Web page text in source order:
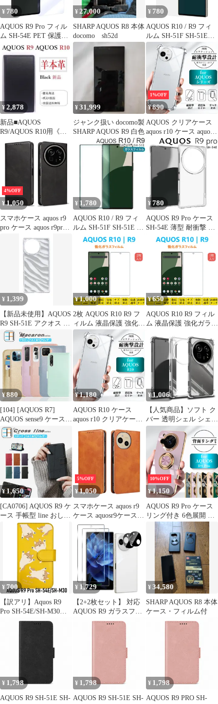
軟なTPU素材 シンプル
¥ 780
AQUOS R9 Pro フィル
ム SH-54E PET 保護フ
ィルム 【Color】ブルー
ライトカット
¥ 27,000
SHARP AQUOS R8 本体
docomo sh52d
¥ 780
AQUOS R10 / R9 フィ
ルム SH-51F SH-51E
PET 保護フィルム
【Color】光沢なし
¥2,878
新品■AQUOS
R9/AQUOS R10用《高
級羊本革》ケース「ブ
¥31,999
ジャンク扱い docomo製
SHARP AQUOS R9 白色
1%OFF
¥890
AQUOS クリアケース
aquos r10 ケース aquos
r9 pro r8 pro r7 r6 ケー
ス aquos r9 ケース aquos
r8 ケース aquos zero6 カ
バー スマホケース 柔軟
なTPU素材
4%OFF
¥1,050
スマホケース aquos r9
pro ケース aquos r9pro
ケース aquosr9pro ケー
ス スマホケース aquos
r9 pro カード 収納
aquosr9pro手帳型 スマ
ホカバー aquos r9 pro
スマホケース ブラック
¥ 1,780
AQUOS R10 / R9 フィ
ルム SH-51F SH-51E 強
化 ガラス 全面保護フィ
¥780
AQUOS R9 Pro ケース
SH-54E 薄型 耐衝撃 コ
ーナーガード ソフト ケ
¥ 1,399
【新品未使用】AQUOS
R9 SH-51E アクオス ク
リア ハードケース ゼブ
ラ柄（グレー）半透明
透過 アニマル スマホケ
ース スマホ 携帯ケース
クリアケース
¥1,000
2枚 AQUOS R10 R9 フ
ィルム 液晶保護 強化ガ
ラスフィルム 自動吸着
アクオスアールナイン
指紋防止 画面保護フィ
ルム SH51F SH51E シ
ール スクリーンプロテ
クター 2.5Dラウンドエ
ッジ加工 貼り直し可能
取り付け簡単
¥650
AQUOS R10 R9 フィル
ム 液晶保護 強化ガラス
オスアールナイン 指紋
防止 画面保護フィルム
SH51F SH51E シール
スクリーンプロテクタ
ー 2.5Dラウンドエッジ
加工 貼り直し可能 取り
付け簡単
¥880
[104] [AQUOS R7]
AQUOS sense9 ケース
手帳型 R10 A501SH SH-
51F R9 pro wish4 Wish5
A502SH SH-52F R9
R8pro R8 sense 7 /Sense7
plus センス9 プラス
¥1,180
AQUOS R10 ケース
aquos r10 クリアケース
携帯カバー aquosr10 ケ
ース aquos r9 カバー 軽
量設計 クリア 保護ケー
ス 耐衝撃 透明 SH-51F
SH-M31 スマホケース
四隅エアクッション 柔
軟なTPU素材 シンプル
¥ 1,006
【人気商品】ソフト ク
バー 透明シェル シェル
カバー背面 保護ケース
TPU カバー ンプロテク
ター あんしんファミリ
ースマホ ケース ケース
クリア R9PRO
SENXLL-R9PROT1
AQUOS AQUOS PRO
R9 対応
¥1,650
[CA0706] AQUOS R9 ケ
ース 手帳型 line おしゃ
れ スマホケース スマホ
カバー 全機種対応 耐衝
撃 AQUOSR9 SH-51E
A401SH SH-M28 SH51E
アクオス アクオスR9
携帯カバー マグネット
カード収納 携帯ケー
5%OFF
¥1,050
スマホケース aquos r9
ケース aquosr9ケース
aquosr9 ケース スマホ
ケースaquosr9 カード
収納 aquosr9 スマホケ
ース aquosr9手帳型 ス
マホカバー aquos r9 ス
マホケース aquos r9手
帳型 カーキ
10%OFF
¥1,150
AQUOS R9 Pro ケース
リング付き 6色展開 ア
クオスr9pro スマホカバ
ー 携帯ケース スタンド
機能 指掛け 360度回転
ストラップホール 軽量
設計 保護ケース 携帯カ
バー シンプル SH-54E
SH-M30 スマホケース
耐衝撃TPU素材
¥ 700
【訳アリ】Aquos R9
Pro SH-54E/SH-M30対
応ケース 手帳型 スマホ
ャラクター おしゃれ か
わいい (カバー色イエ
プ 横開き カード収納
¥ 1,729
【2+2枚セット】 対応
AQUOS R9 ガラスフィ
ルム (2枚) + カメラフ
素材旭硝子製】 用
AQUOS R9 SH-51E 保
護フィルム 硬度9H 耐
全面保護 極薄 高透過率
貼り付けやすい 2.5
¥34,580
SHARP AQUOS R8 本体
ケース・フィルム付
¥ 1,798
AQUOS R9 SH-51E SH-
¥ 1,798
AQUOS R9 SH-51E SH-
¥ 1,798
AQUOS R9 PRO SH-